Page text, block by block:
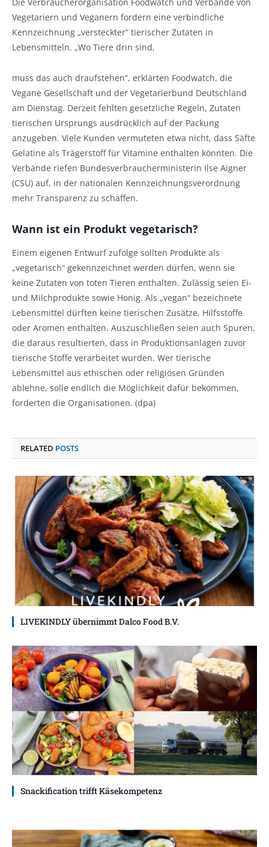
Vegetariern und Veganern fordern eine verbindliche
Kennzeichnung „versteckter“ tierischer Zutaten in
Lebensmitteln. „Wo Tiere drin sind,
muss das auch draufstehen“, erklärten Foodwatch, die
Vegane Gesellschaft und der Vegetarierbund Deutschland
am Dienstag. Derzeit fehlten gesetzliche Regeln, Zutaten
tierischen Ursprungs ausdrücklich auf der Packung
anzugeben. Viele Kunden vermuteten etwa nicht, dass Säfte
Gelatine als Trägerstoff für Vitamine enthalten könnten. Die
Verbände riefen Bundesverbraucherministerin Ilse Aigner
(CSU) auf, in der nationalen Kennzeichnungsverordnung
mehr Transparenz zu schaffen.
Wann ist ein Produkt vegetarisch?
Einem eigenen Entwurf zufolge sollten Produkte als
„vegetarisch“ gekennzeichnet werden dürfen, wenn sie
keine Zutaten von toten Tieren enthalten. Zulässig seien Ei-
und Milchprodukte sowie Honig. Als „vegan“ bezeichnete
Lebensmittel dürften keine tierischen Zusätze, Hilfsstoffe
oder Aromen enthalten. Auszuschließen seien auch Spuren,
die daraus resultierten, dass in Produktionsanlagen zuvor
tierische Stoffe verarbeitet wurden. Wer tierische
Lebensmittel aus ethischen oder religiösen Gründen
ablehne, solle endlich die Möglichkeit dafür bekommen,
forderten die Organisationen. (dpa)
RELATED POSTS
LIVEKINDLY übernimmt Dalco Food B.V.
Snackification trifft Käsekompetenz